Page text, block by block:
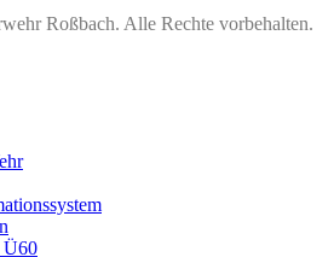
Roßbach. Alle Rechte vorbehalten.
Ü60